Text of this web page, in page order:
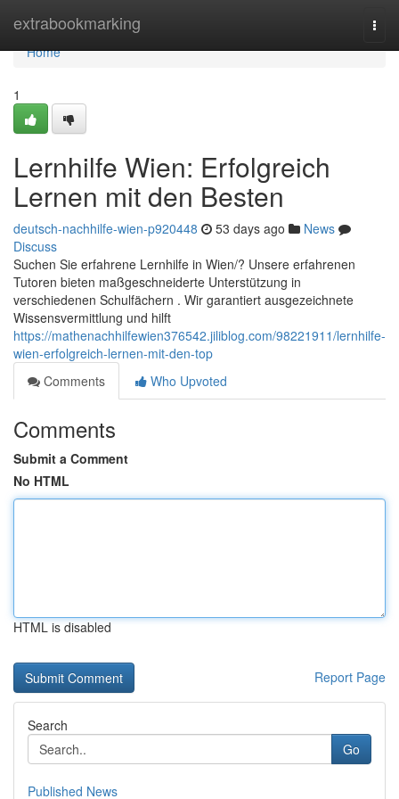
extrabookmarking
Home
Home
1
Lernhilfe Wien: Erfolgreich
Lernen mit den Besten
deutsch-nachhilfe-wien-p920448 53 days ago
News
Discuss
Suchen Sie erfahrene Lernhilfe in Wien/? Unsere erfahrenen
Tutoren bieten maßgeschneiderte Unterstützung in
verschiedenen Schulfächern . Wir garantiert ausgezeichnete
Wissensvermittlung und hilft
https://mathenachhilfewien376542.jiliblog.com/98221911/lernhilfe-
wien-erfolgreich-lernen-mit-den-top
Comments
Who Upvoted
Comments
Submit a Comment
No HTML
HTML is disabled
Report Page
Search
Go
Published News